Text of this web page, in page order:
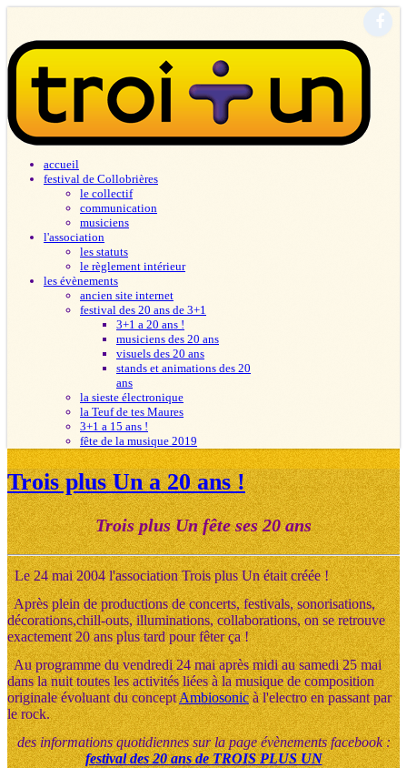
accueil
festival de Collobrières
le collectif
communication
musiciens
l'association
les statuts
le règlement intérieur
les évènements
ancien site internet
festival des 20 ans de 3+1
3+1 a 20 ans !
musiciens des 20 ans
visuels des 20 ans
stands et animations des 20
ans
la sieste électronique
la Teuf de tes Maures
3+1 a 15 ans !
fête de la musique 2019
Trois plus Un a 20 ans !
Trois plus Un fête ses 20 ans
Le 24 mai 2004 l'association Trois plus Un était créée !
Après plein de productions de concerts, festivals, sonorisations,
décorations,chill-outs, illuminations, collaborations, on se retrouve
exactement 20 ans plus tard pour fêter ça !
Au programme du vendredi 24 mai après midi au samedi 25 mai
dans la nuit toutes les activités liées à la musique de composition
originale évoluant du conceptAmbiosonicà l'electro en passant par
le rock.
des informations quotidiennes sur la page évènements facebook :
festival des 20 ans de TROIS PLUS UN